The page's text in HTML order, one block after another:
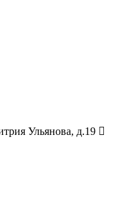
Ульянова, д.19